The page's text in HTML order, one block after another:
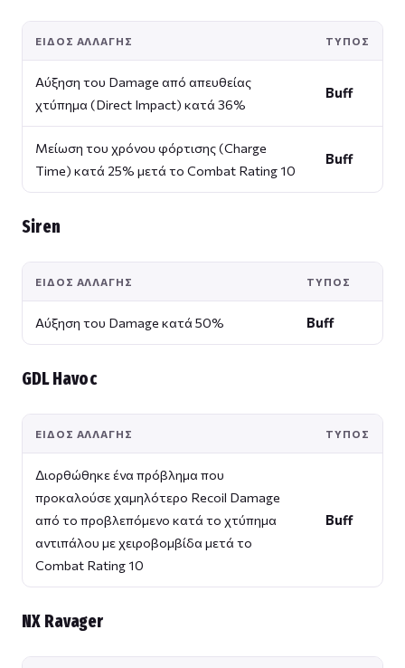
ΕΊΔΟΣ ΑΛΛΑΓΉΣ ΤΎΠΟΣ
Αύξηση του Damage από απευθείας
χτύπημα (Direct Impact) κατά 36%
Buff
Μείωση του χρόνου φόρτισης (Charge
Time) κατά 25% μετά το Combat Rating 10
Buff
Siren
ΕΊΔΟΣ ΑΛΛΑΓΉΣ ΤΎΠΟΣ
Αύξηση του Damage κατά 50% Buff
GDL Havoc
ΕΊΔΟΣ ΑΛΛΑΓΉΣ ΤΎΠΟΣ
Διορθώθηκε ένα πρόβλημα που
προκαλούσε χαμηλότερο Recoil Damage
από το προβλεπόμενο κατά το χτύπημα
αντιπάλου με χειροβομβίδα μετά το
Combat Rating 10
Buff
NX Ravager